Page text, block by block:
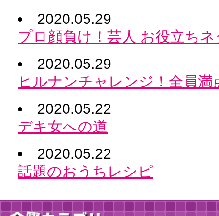
2020.05.29
プロ顔負け！芸人 お役立ち
2020.05.29
ヒルナンチャレンジ！全員満
2020.05.22
デキ女への道
2020.05.22
話題のおうちレシピ